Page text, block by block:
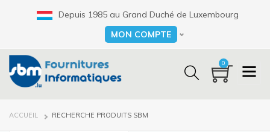
Depuis 1985 au Grand Duché de Luxembourg
Select your language
MON COMPTE
0
FIL
ACCUEIL RECHERCHE PRODUITS SBM